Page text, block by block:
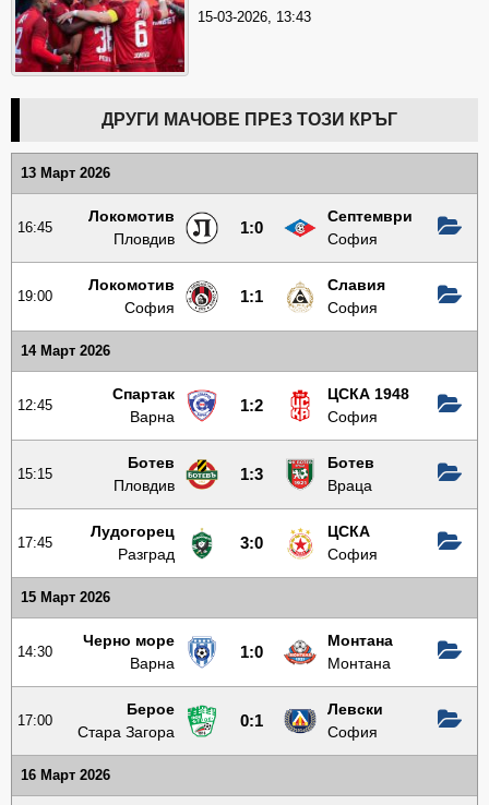
15-03-2026, 13:43
ДРУГИ МАЧОВЕ ПРЕЗ ТОЗИ КРЪГ
13 Март 2026
16:45
Локомотив
Пловдив
1:0
Септември
София
19:00
Локомотив
София
1:1
Славия
София
14 Март 2026
12:45
Спартак
Варна
1:2
ЦСКА 1948
София
15:15
Ботев
Пловдив
1:3
Ботев
Враца
17:45
Лудогорец
Разград
3:0
ЦСКА
София
15 Март 2026
14:30
Черно море
Варна
1:0
Монтана
Монтана
17:00
Берое
Стара Загора
0:1
Левски
София
16 Март 2026